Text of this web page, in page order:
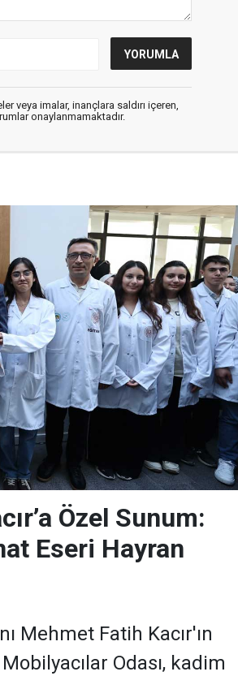
veya imalar, inançlara saldırı içeren,
onaylanmamaktadır.
Özel Sunum:
Eseri Hayran
Mehmet Fatih Kacır'ın
Odası, kadim